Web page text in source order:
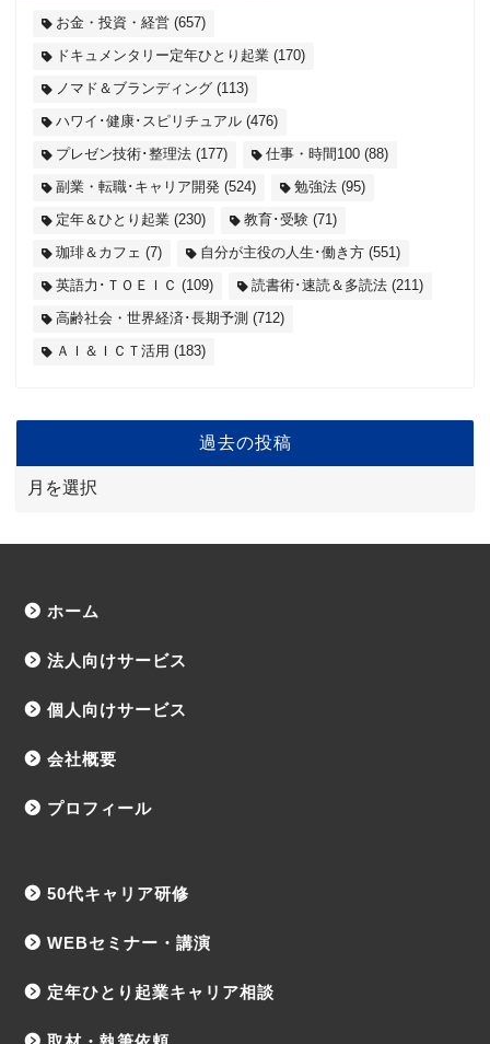
お金・投資・経営 (657)
ドキュメンタリー定年ひとり起業 (170)
ノマド＆ブランディング (113)
ハワイ･健康･スピリチュアル (476)
プレゼン技術･整理法 (177) 仕事・時間100 (88)
副業・転職･キャリア開発 (524) 勉強法 (95)
定年＆ひとり起業 (230) 教育･受験 (71)
珈琲＆カフェ (7) 自分が主役の人生･働き方 (551)
英語力･ＴＯＥＩＣ (109) 読書術･速読＆多読法 (211)
高齢社会・世界経済･長期予測 (712)
ＡＩ＆ＩＣＴ活用 (183)
過去の投稿
ホーム
法人向けサービス
個人向けサービス
会社概要
プロフィール
50代キャリア研修
WEBセミナー・講演
定年ひとり起業キャリア相談